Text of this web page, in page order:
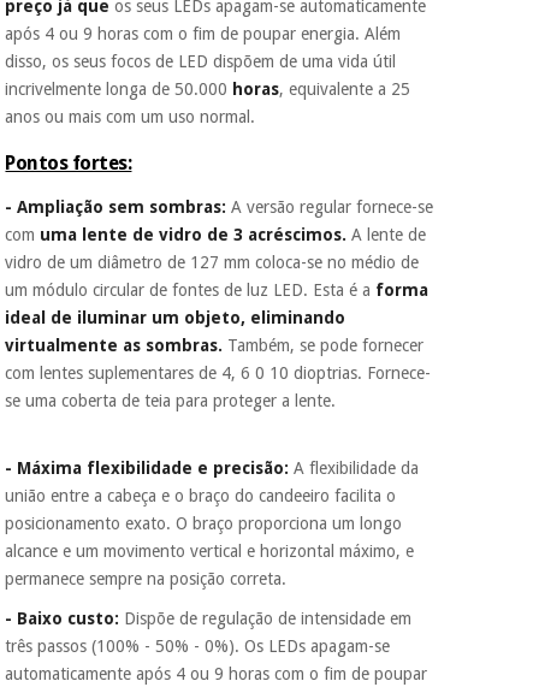
parcial quando
quiser, sem
penalizações ou
truques.
nem o
incomodaremos para
tentar vender-lhe um
crédito pessoal.
preço já que os seus LEDs apagam-se automaticamente
após 4 ou 9 horas com o fim de poupar energia. Além
disso, os seus focos de LED dispõem de uma vida útil
incrivelmente longa de 50.000 horas, equivalente a 25
anos ou mais com um uso normal.
Pontos fortes:
- Ampliação sem sombras:A versão regular fornece-se
com uma lente de vidro de 3 acréscimos.A lente de
vidro de um diâmetro de 127 mm coloca-se no médio de
um módulo circular de fontes de luz LED. Esta é a forma
ideal de iluminar um objeto, eliminando
virtualmente as sombras. Também, se pode fornecer
com lentes suplementares de 4, 6 0 10 dioptrias. Fornece-
se uma coberta de teia para proteger a lente.
- Máxima flexibilidade e precisão:A flexibilidade da
união entre a cabeça e o braço do candeeiro facilita o
posicionamento exato. O braço proporciona um longo
alcance e um movimento vertical e horizontal máximo, e
permanece sempre na posição correta.
- Baixo custo: Dispõe de regulação de intensidade em
três passos (100% - 50% - 0%). Os LEDs apagam-se
automaticamente após 4 ou 9 horas com o fim de poupar